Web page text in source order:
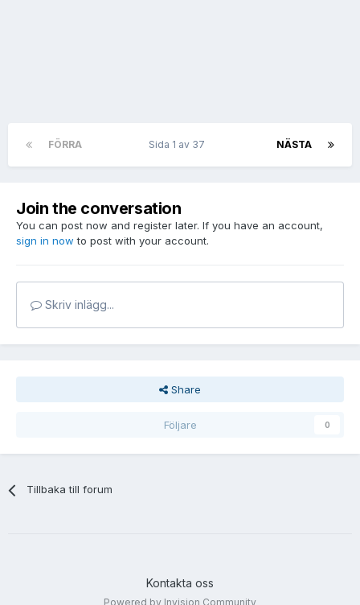
FÖRRA NÄSTA
Sida 1 av 37
Join the conversation
You can post now and register later. If you have an account,
sign in now to post with your account.
Skriv inlägg...
Share
Följare 0
Tillbaka till forum
Kontakta oss
Powered by Invision Community